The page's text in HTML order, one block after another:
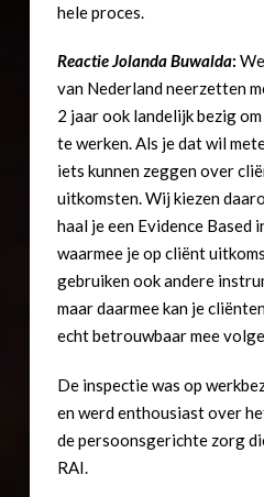
hele proces.
ReactieJolanda Buwalda:
van Nederland neerzetten
2 jaar ook landelijk bezig
te werken. Als je dat wil
iets kunnen zeggen over
uitkomsten. Wij kiezen
haal je een Evidence Based
waarmee je op cliënt
gebruiken ook andere
maar daarmee kan je
echt betrouwbaar mee
De inspectie was op
en werd enthousiast over
de persoonsgerichte zorg
RAI.